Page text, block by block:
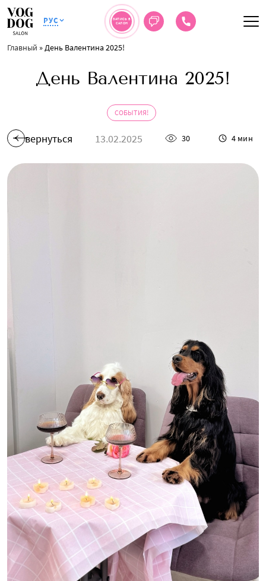
РУС
ЗАПИСЬ В
САЛОН
Главный »День Валентина 2025!
День Валентина 2025!
СОБЫТИЯ!
вернуться 13.02.2025 30 4 мин